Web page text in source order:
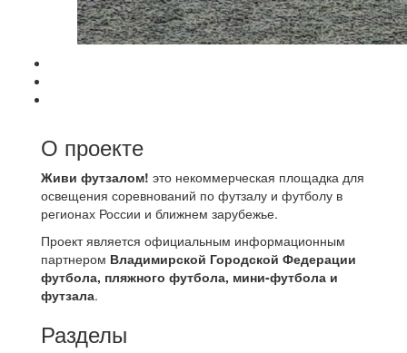
О проекте
Живи футзалом! это некоммерческая площадка для
освещения соревнований по футзалу и футболу в
регионах России и ближнем зарубежье.
Проект является официальным информационным
партнером Владимирской Городской Федерации
футбола, пляжного футбола, мини-футбола и
футзала.
Разделы